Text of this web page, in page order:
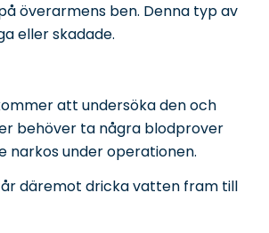
överarmens ben. Denna typ av
eller skadade.
att undersöka den och
behöver ta några blodprover
under operationen.
däremot dricka vatten fram till